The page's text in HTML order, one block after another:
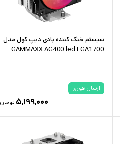
سیستم خنک کننده بادی دیپ کول مدل
GAMMAXX AG400 led LGA1700
ارسال فوری
۵,۱۹۹,۰۰۰ تومان